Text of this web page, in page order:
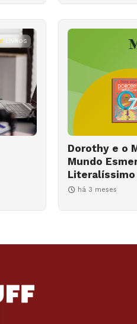
LIVROS
Dorothy e o
Mundo
Literalíssimo
há 3 meses